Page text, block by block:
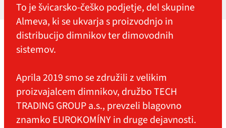
To je švicarsko-češko podjetje, del skupine
Almeva, ki se ukvarja s proizvodnjo in
distribucijo dimnikov ter dimovodnih
sistemov.
Aprila 2019 smo se združili z velikim
proizvajalcem dimnikov, družbo TECH
TRADING GROUP a.s., prevzeli blagovno
znamko EUROKOMÍNY in druge dejavnosti.